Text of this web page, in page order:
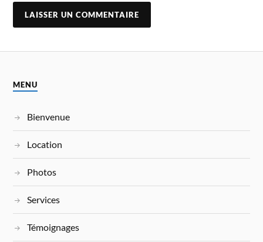
MENU
Bienvenue
Location
Photos
Services
Témoignages